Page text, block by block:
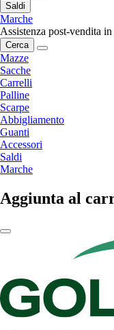
Saldi
Marche
Assistenza post-vendita
Cerca
Mazze
Sacche
Carrelli
Palline
Scarpe
Abbigliamento
Guanti
Accessori
Saldi
Marche
Aggiunta al